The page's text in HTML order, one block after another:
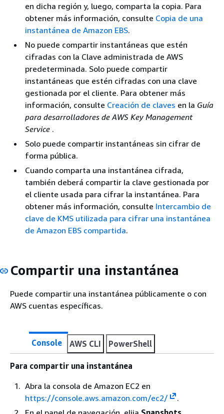
en dicha región y, luego, comparta la copia. Para
obtener más información, consulte Copia de una
instantánea de Amazon EBS.
No puede compartir instantáneas que estén
cifradas con la Clave administrada de AWS
predeterminada. Solo puede compartir
instantáneas que estén cifradas con una clave
gestionada por el cliente. Para obtener más
información, consulte Creación de claves en la Guía
para desarrolladores de AWS Key Management
Service .
Solo puede compartir instantáneas sin cifrar de
forma pública.
Cuando comparta una instantánea cifrada,
también deberá compartir la clave gestionada por
el cliente usada para cifrar la instantánea. Para
obtener más información, consulte Intercambio de
clave de KMS utilizada para cifrar una instantánea
de Amazon EBS compartida.
Compartir una instantánea
Puede compartir una instantánea públicamente o con
AWS cuentas específicas.
Console AWS CLI PowerShell
Para compartir una instantánea
Abra la consola de Amazon EC2 en
https://console.aws.amazon.com/ec2/
.